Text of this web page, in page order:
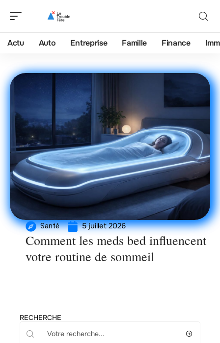
Actu Auto Entreprise Famille Finance
Santé 5 juillet 2026
Comment les meds bed influencent
votre routine de sommeil
RECHERCHE